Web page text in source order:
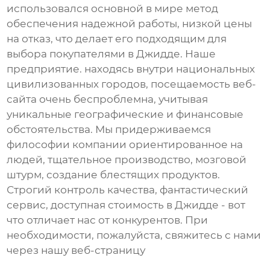
использовался основной в мире метод
обеспечения надежной работы, низкой цены
на отказ, что делает его подходящим для
выбора покупателями в Джидде. Наше
предприятие. находясь внутри национальных
цивилизованных городов, посещаемость веб-
сайта очень беспроблемна, учитывая
уникальные географические и финансовые
обстоятельства. Мы придерживаемся
философии компании ориентированное на
людей, тщательное производство, мозговой
штурм, создание блестящих продуктов.
Строгий контроль качества, фантастический
сервис, доступная стоимость в Джидде - вот
что отличает нас от конкурентов. При
необходимости, пожалуйста, свяжитесь с нами
через нашу веб-страницу